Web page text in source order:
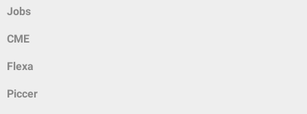
Jobs
CME
Flexa
Piccer